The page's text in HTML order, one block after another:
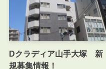
Dクラディア山手大塚 新
規募集情報！